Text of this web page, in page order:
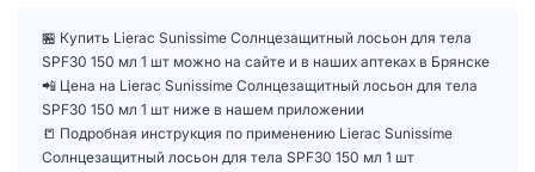
🏪 Купить Lierac Sunissime Солнцезащитный лосьон для тела
SPF30 150 мл 1 шт можно на сайте и в наших аптеках в Брянске
📲 Цена на Lierac Sunissime Солнцезащитный лосьон для тела
SPF30 150 мл 1 шт ниже в нашем приложении
📒 Подробная инструкция по применению Lierac Sunissime
Солнцезащитный лосьон для тела SPF30 150 мл 1 шт